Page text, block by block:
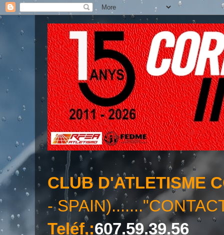
CLUB D'ATLETISME
-
Teléf.:607.59.39.56